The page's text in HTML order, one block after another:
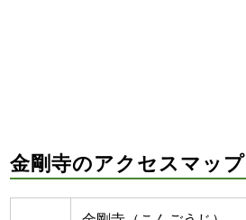
金剛寺のアクセスマップ